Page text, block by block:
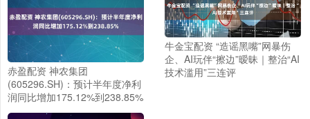
赤盈配资 神农集团
(605296.SH)：预计半年度净利
润同比增加175.12%到238.85%
牛金宝配资 “造谣黑嘴”网暴伤
企、AI玩伴“擦边”暧昧｜整治“AI
技术滥用”三连评